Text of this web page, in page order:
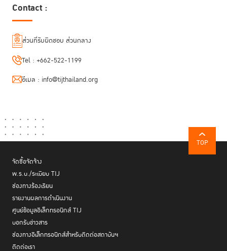
Contact :
ส่วนที่รับผิดชอบ ส่วนกลาง
Tel : +662-522-1199
อีเมล : info@tijthailand.org
TOP
จัดซื้อจัดจ้าง
พ.ร.บ./ระเบียบ TIJ
ช่องทางร้องเรียน
รายงานผลการดำเนินงาน
ศูนย์ข้อมูลอิเล็กทรอนิกส์ TIJ
บอกรับข่าวสาร
ช่องทางอิเล็กทรอนิกส์สำหรับติดต่อสถาบันฯ
ติดต่อเรา